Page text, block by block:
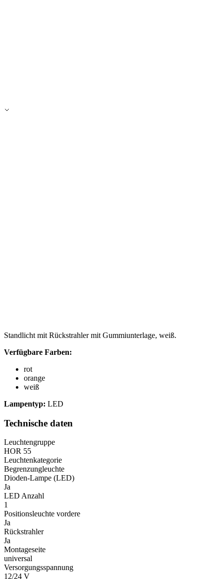
Standlicht mit Rückstrahler mit Gummiunterlage, weiß.
Verfügbare Farben:
rot
orange
weiß
Lampentyp: LED
Technische daten
Leuchtengruppe
HOR 55
Leuchtenkategorie
Begrenzungleuchte
Dioden-Lampe (LED)
Ja
LED Anzahl
1
Positionsleuchte vordere
Ja
Rückstrahler
Ja
Montageseite
universal
Versorgungsspannung
12/24 V